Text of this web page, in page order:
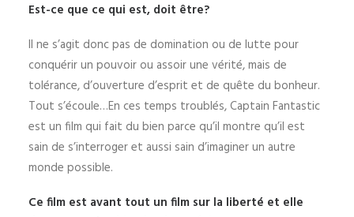
Est-ce que ce qui est, doit être?
Il ne s’agit donc pas de domination ou de lutte pour
conquérir un pouvoir ou assoir une vérité, mais de
tolérance, d’ouverture d’esprit et de quête du bonheur.
Tout s’écoule…En ces temps troublés, Captain Fantastic
est un film qui fait du bien parce qu’il montre qu’il est
sain de s’interroger et aussi sain d’imaginer un autre
monde possible.
Ce film est avant tout un film sur la liberté et elle